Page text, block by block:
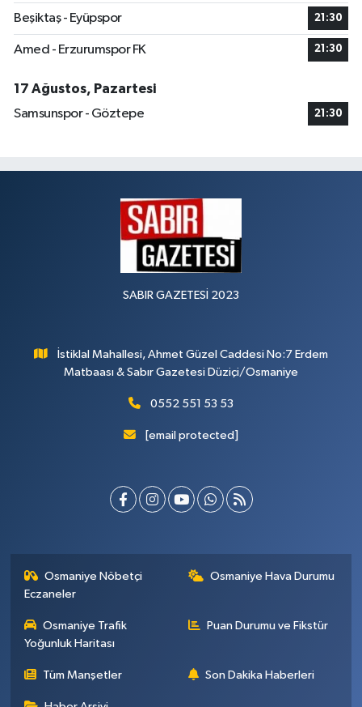
Beşiktaş - Eyüpspor 21:30
Amed - Erzurumspor FK 21:30
17 Ağustos, Pazartesi
Samsunspor - Göztepe
21:30
SABIR GAZETESİ 2023
İstiklal Mahallesi, Ahmet Güzel Caddesi No:7 Erdem
Matbaası & Sabır Gazetesi Düziçi/Osmaniye
0552 551 53 53
[email protected]
Osmaniye Nöbetçi
Eczaneler
Osmaniye Hava Durumu
Osmaniye Trafik
Yoğunluk Haritası
Puan Durumu ve Fikstür
Tüm Manşetler Son Dakika Haberleri